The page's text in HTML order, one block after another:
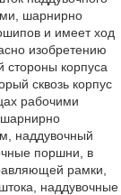
шарнирно
и имеет ход
изобретению
стороны корпуса
сквозь корпус
рабочими
наддувочный
поршни, в
рамки,
наддувочные